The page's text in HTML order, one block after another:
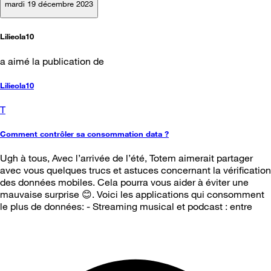
mardi 19 décembre 2023
Lilieola10
a aimé la publication de
Lilieola10
T
Comment contrôler sa consommation data ?
Ugh à tous, Avec l’arrivée de l’été, Totem aimerait partager
avec vous quelques trucs et astuces concernant la vérification
des données mobiles. Cela pourra vous aider à éviter une
mauvaise surprise 😊. Voici les applications qui consomment
le plus de données: - Streaming musical et podcast : entre